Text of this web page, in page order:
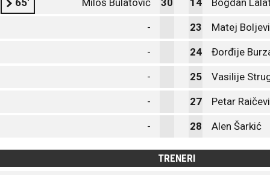
65' Miloš Bulatović 30 14 Bogdan
- 23 Matej
- 24 Đorđije
- 25 Vasilije
- 27 Petar
- 28 Alen Šarkić
TRENERI